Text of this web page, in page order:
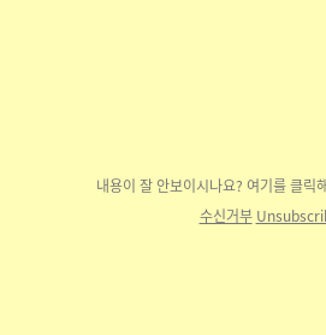
내용이 잘 안보이시나요? 여기를 클릭
수신거부